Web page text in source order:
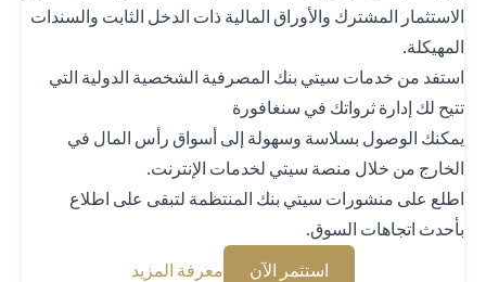
المشترك والأوراق المالية ذات الدخل الثابت والسندات
من خدمات سيتي بنك المصرفية الشخصية الدولية التي
لك إدارة ثرواتك في سنغافورة
الوصول بسلاسة وسهولة إلى أسواق رأس المال في
من خلال منصة سيتي لخدمات الإنترنت.
على منشورات سيتي بنك المنتظمة لتبقى على اطلاع
اتجاهات السوق.
استثمر الآنopens in a new tab
معرفة المزيدopens in a new tab